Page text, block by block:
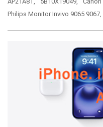
Philips Monitor Invivo 9065 9067,